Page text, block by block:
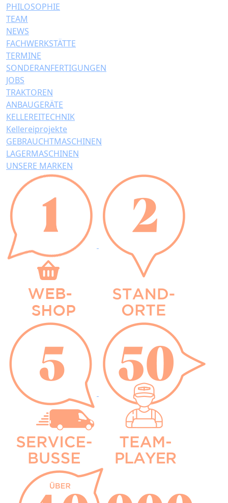
PHILOSOPHIE
TEAM
NEWS
FACHWERKSTÄTTE
TERMINE
SONDERANFERTIGUNGEN
JOBS
TRAKTOREN
ANBAUGERÄTE
KELLEREITECHNIK
Kellereiprojekte
GEBRAUCHTMASCHINEN
LAGERMASCHINEN
UNSERE MARKEN